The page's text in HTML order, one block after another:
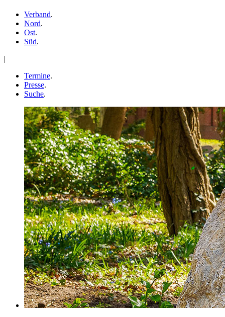
Verband.
Nord.
Ost.
Süd.
|
Termine.
Presse.
Suche.